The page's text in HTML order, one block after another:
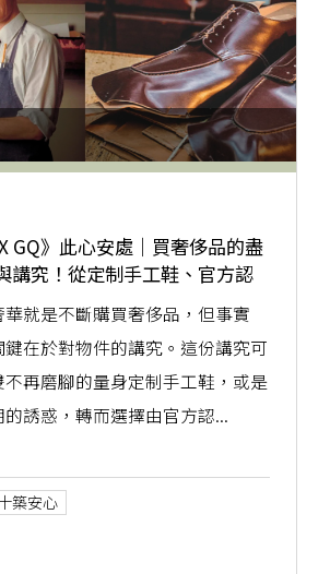
GQ》此心安處｜買奢侈品的盡
講究！從定制手工鞋、官方認
械錶保養，找到三種頂級生活
就是不斷購買奢侈品，但事實
在於對物件的講究。這份講究可
再磨腳的量身定制手工鞋，或是
誘惑，轉而選擇由官方認...
築安心